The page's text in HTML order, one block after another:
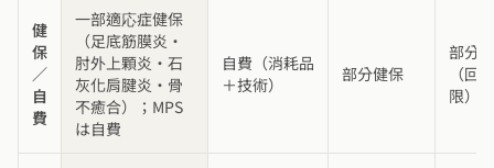
健
保
／
自
費
一部適応症健保
（足底筋膜炎・
肘外上顆炎・石
灰化肩腱炎・骨
不癒合）；MPS
は自費
自費（消耗品
＋技術）
部分健保
部分
（回
限）